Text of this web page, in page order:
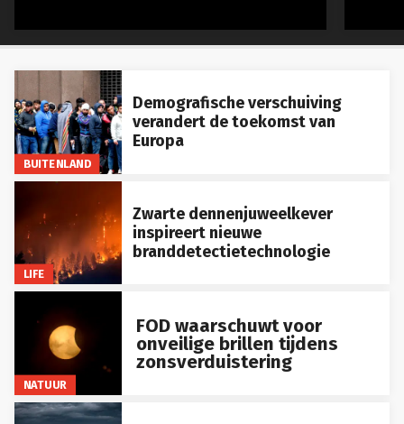
BUITENLAND
Demografische verschuiving
verandert de toekomst van
Europa
LIFE
Zwarte dennenjuweelkever
inspireert nieuwe
branddetectietechnologie
NATUUR
FOD waarschuwt voor
onveilige brillen tijdens
zonsverduistering